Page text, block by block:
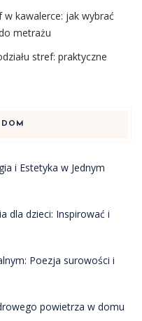
w kawalerce: jak wybrać
metrażu
stref: praktyczne
i Estetyka w Jednym
dla dzieci: Inspirować i
Poezja surowości i
powietrza w domu